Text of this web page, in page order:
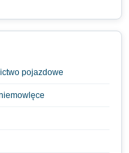
pojazdowe